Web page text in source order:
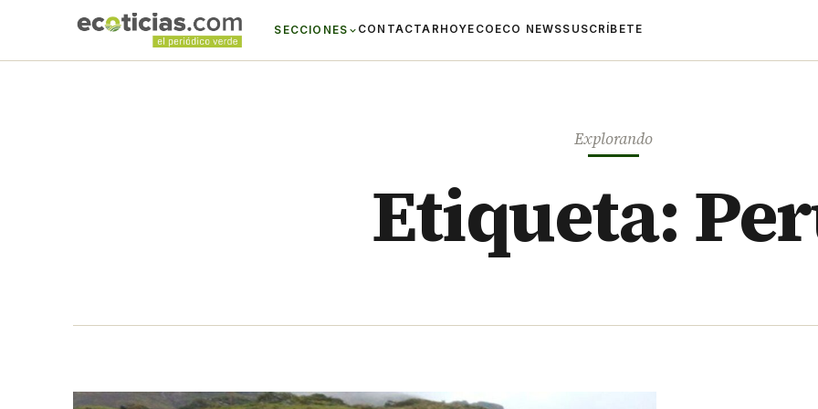
SECCIONES CONTACTAR HOYECO ECO NEWSSUSCRÍBETE
Explorando
Etiqueta: